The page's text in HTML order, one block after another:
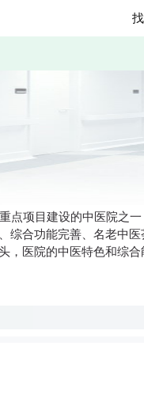
点项目建设的中医院
综合功能完善、名老
医院的中医特色和综